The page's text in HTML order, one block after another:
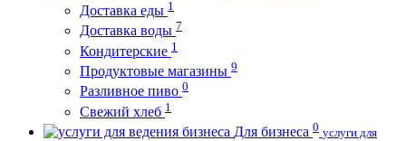
Доставка еды 1
Доставка воды 7
Кондитерские 1
Продуктовые магазины 9
Разливное пиво 0
Свежий хлеб 1
Для бизнеса 0 услуги для